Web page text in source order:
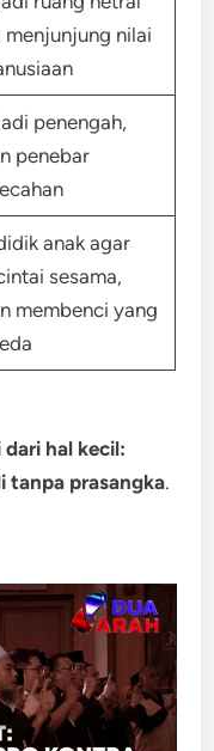
menjunjung nilai
penengah,
penebar
anak agar
sesama,
membenci yang
hal kecil:
tanpa prasangka.